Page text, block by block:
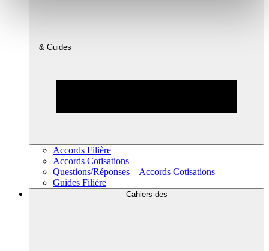
& Guides
Accords Filière
Accords Cotisations
Questions/Réponses – Accords Cotisations
Guides Filière
Cahiers des